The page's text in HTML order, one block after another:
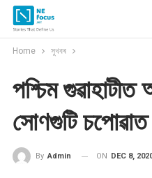
Home সুখবৰ
পশ্চিম
সোণগুটি
By Admin ON DEC 8,